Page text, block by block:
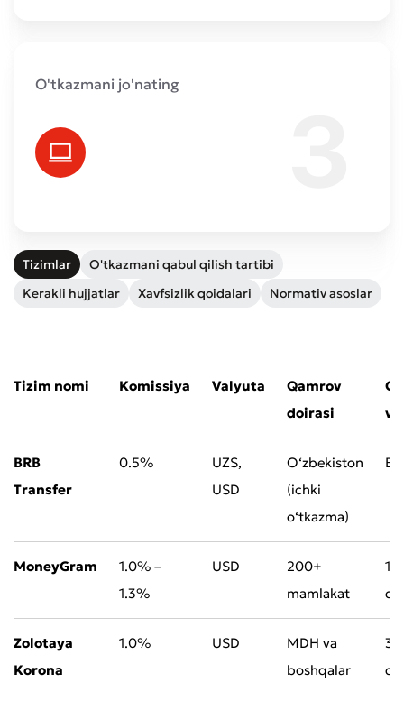
Yomon Aʼlo
Yuborish
O'tkazmani jo'nating
Tizimlar
O'tkazmani qabul qilish tartibi
Kerakli hujjatlar
Xavfsizlik qoidalari Normativ asoslar
Tizim nomi Komissiya Valyuta
Qamrov
doirasi
BRB
Transfer
0.5%
UZS,
USD
O‘zbekiston
(ichki
o‘tkazma)
MoneyGram
1.0% –
1.3%
USD
200+
mamlakat
Zolotaya
Korona
1.0% USD
MDH va
boshqalar